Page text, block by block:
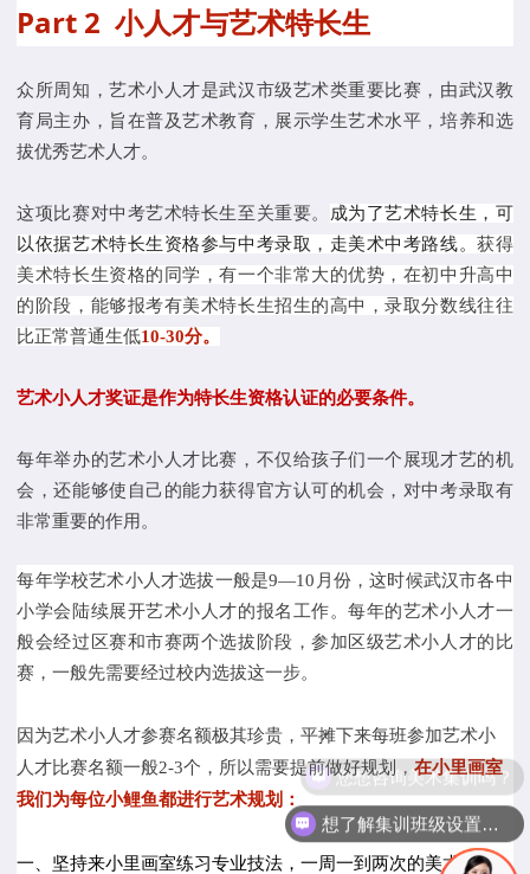
Part 2 小人才与艺术特长生
众所周知，艺术小人才是武汉市级艺术类重要比赛，由武汉教
育局主办，旨在普及艺术教育，展示学生艺术水平，培养和选
拔优秀艺术人才。
这项比赛对中考艺术特长生至关重要。
成为了艺术特长生，可
以依据艺术特长生资格参与中考录取，走美术中考路线。获得
美术特长生资格的同学，有一个非常大的优势，在初中升高中
的阶段，能够报考有美术特长生招生的高中，录取分数线往往
比正常普通生低10-30分。
艺术小人才奖证是作为特长生资格认证的必要条件。
每年举办的艺术小人才比赛，不仅给孩子们一个展现才艺的机
会，还能够使自己的能力获得官方认可的机会，对中考录取有
非常重要的作用。
每年学校艺术小人才选拔一般是9—10月份，这时候武汉市各中
小学会陆续展开艺术小人才的报名工作。每年的艺术小人才一
般会经过区赛和市赛两个选拔阶段，参加区级艺术小人才的比
赛，一般先需要经过校内选拔这一步。
因为艺术小人才参赛名额极其珍贵，平摊下来每班参加艺术小
人才比赛名额一般2-3个，所以需要提前做好规划，在小里画室
我们为每位小鲤鱼都进行艺术规划：
一、坚持来小里画室练习专业技法，一周一到两次的美术创作